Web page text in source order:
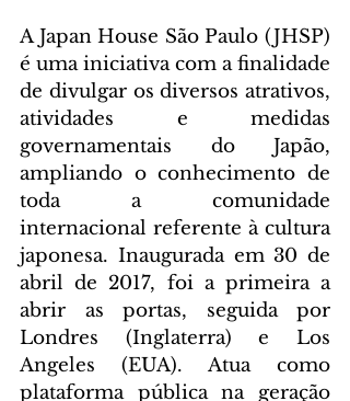
A Japan House São Paulo (JHSP)
é uma iniciativa com a finalidade
de divulgar os diversos atrativos,
atividades e medidas
governamentais do Japão,
ampliando o conhecimento de
toda a comunidade
internacional referente à cultura
japonesa. Inaugurada em 30 de
abril de 2017, foi a primeira a
abrir as portas, seguida por
Londres (Inglaterra) e Los
Angeles (EUA). Atua como
plataforma pública na geração